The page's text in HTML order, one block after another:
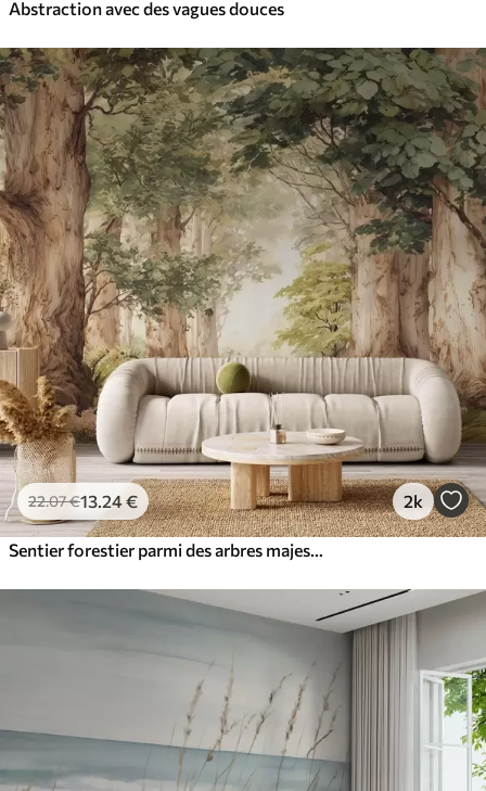
Abstraction avec des vagues douces
22.07€13 .24€ 2k